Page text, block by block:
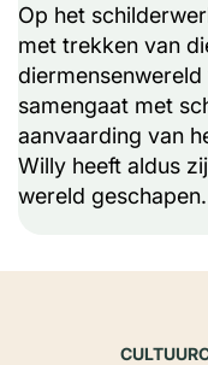
Op het
met trekken van
samengaat met
aanvaarding van
Willy heeft aldus
wereld geschapen.